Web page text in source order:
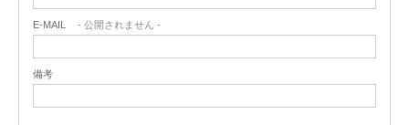
E-MAIL - 公開されません -
備考